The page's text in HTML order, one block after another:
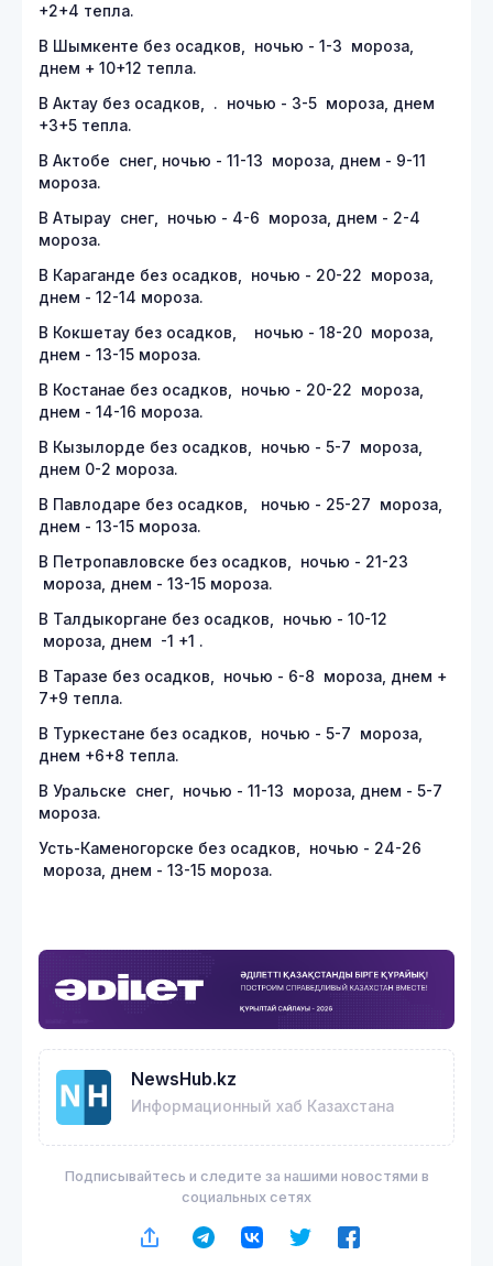
+2+4 тепла.
В Шымкенте без осадков, ночью - 1-3 мороза,
днем + 10+12 тепла.
В Актау без осадков, . ночью - 3-5 мороза, днем
+3+5 тепла.
В Актобе снег, ночью - 11-13 мороза, днем - 9-11
мороза.
В Атырау снег, ночью - 4-6 мороза, днем - 2-4
мороза.
В Караганде без осадков, ночью - 20-22 мороза,
днем - 12-14 мороза.
В Кокшетау без осадков, ночью - 18-20 мороза,
днем - 13-15 мороза.
В Костанае без осадков, ночью - 20-22 мороза,
днем - 14-16 мороза.
В Кызылорде без осадков, ночью - 5-7 мороза,
днем 0-2 мороза.
В Павлодаре без осадков, ночью - 25-27 мороза,
днем - 13-15 мороза.
В Петропавловске без осадков, ночью - 21-23
мороза, днем - 13-15 мороза.
В Талдыкоргане без осадков, ночью - 10-12
мороза, днем -1 +1 .
В Таразе без осадков, ночью - 6-8 мороза, днем +
7+9 тепла.
В Туркестане без осадков, ночью - 5-7 мороза,
днем +6+8 тепла.
В Уральске снег, ночью - 11-13 мороза, днем - 5-7
мороза.
Усть-Каменогорске без осадков, ночью - 24-26
мороза, днем - 13-15 мороза.
NewsHub.kz
Информационный хаб Казахстана
Подписывайтесь и следите за нашими новостями в
социальных сетях